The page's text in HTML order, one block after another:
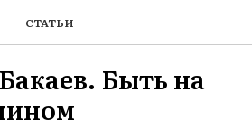
СТАТЬИ
Быть на